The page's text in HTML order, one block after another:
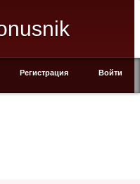
Регистрация Войти